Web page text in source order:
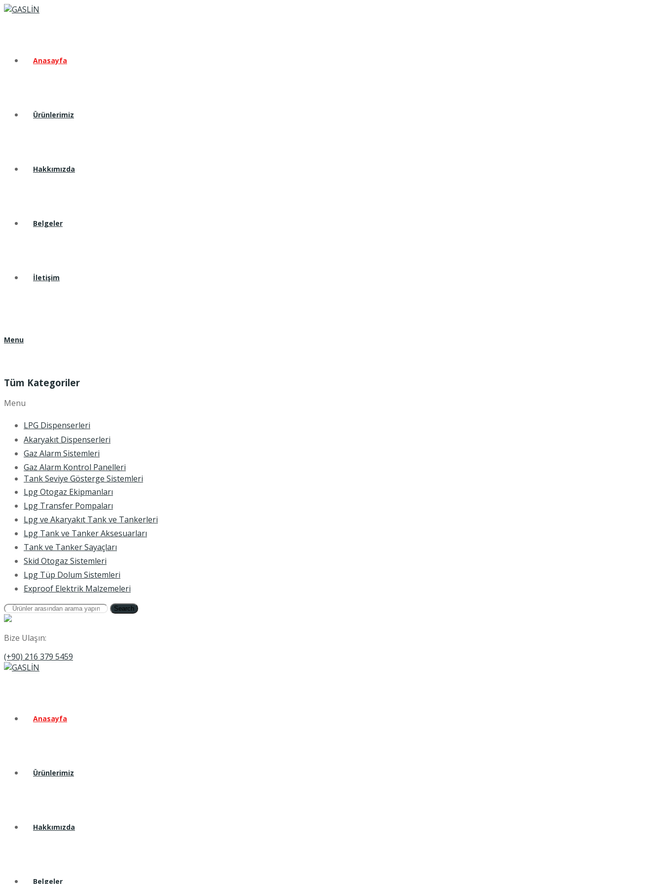
Anasayfa
Ürünlerimiz
Hakkımızda
Belgeler
İletişim
Menu
Tüm Kategoriler
Menu
LPG Dispenserleri
Akaryakıt Dispenserleri
Gaz Alarm Sistemleri
Gaz Alarm Kontrol Panelleri
Tank Seviye Gösterge Sistemleri
Lpg Otogaz Ekipmanları
Lpg Transfer Pompaları
Lpg ve Akaryakıt Tank ve Tankerleri
Lpg Tank ve Tanker Aksesuarları
Tank ve Tanker Sayaçları
Skid Otogaz Sistemleri
Lpg Tüp Dolum Sistemleri
Exproof Elektrik Malzemeleri
Search
Bize Ulaşın:
(+90) 216 379 5459
Anasayfa
Ürünlerimiz
Hakkımızda
Belgeler